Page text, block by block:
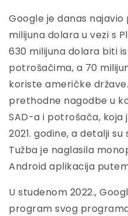
Google je danas
milijuna dolara u vezi s
630 milijuna dolara biti
potrošačima, a 70
koriste američke
prethodne nagodbe u
SAD-a i potrošača,
2021. godine, a detalji
Tužba je naglasila
Android aplikacija
U studenom 2022.,
program svog